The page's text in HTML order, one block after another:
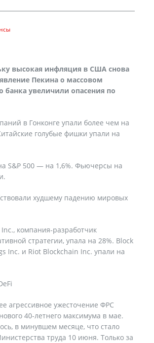
высокая инфляция в США снова
Пекина о массовом
банка увеличили опасения по
в Гонконге упали более чем на
голубые фишки упали на
S&P 500 — на 1,6%. Фьючерсы на
худшему падению мировых
компания-разработчик
стратегии, упала на 28%. Block
Inc. и Riot Blockchain Inc. упали на
агрессивное ужесточение ФРС
40-летнего максимума в мае.
в минувшем месяце, что стало
труда 10 июня. Только за